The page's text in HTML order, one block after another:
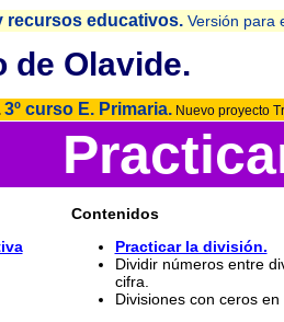
recursos educativos. Versión para
de Olavide.
3º curso E. Primaria.Nuevo proyecto
Contenidos
Practicar la división.
Dividir números entre
cifra.
Divisiones con ceros